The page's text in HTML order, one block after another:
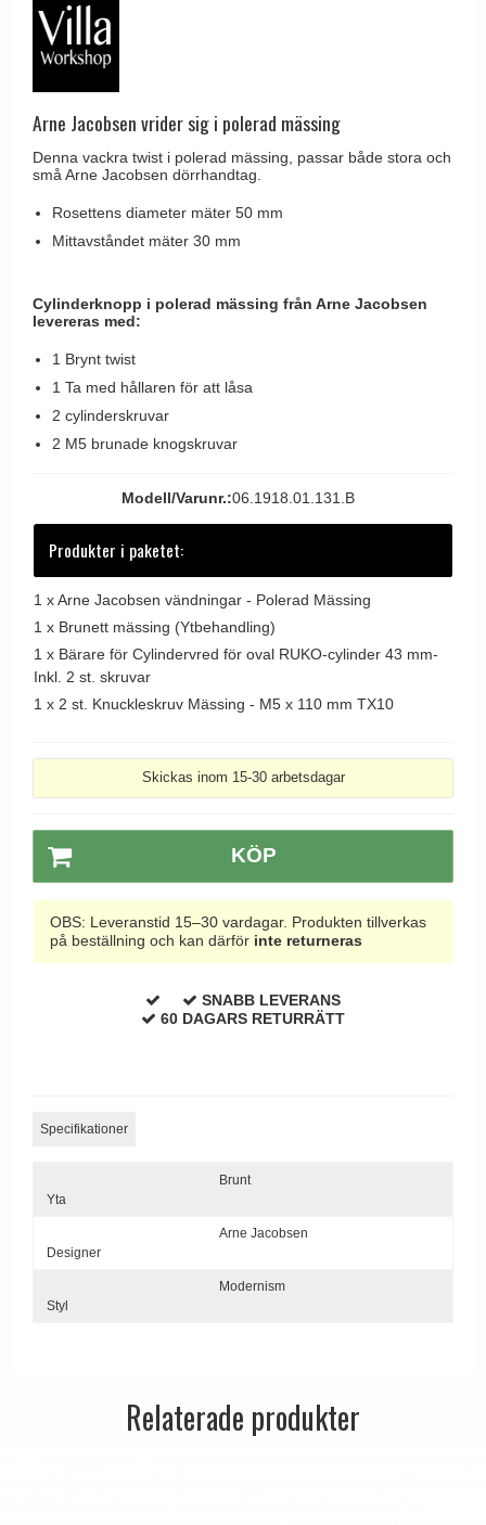
Delfin och valross
Lama dörrhandtag - Gio Ponti
Svanemøllen trädörrhandtag
Weingarden dörrhandtag
Østerbro - trädörrhandtag
Dörrhandtag Buster + Punch
FSB dörrhandtag
Randi Classic Line dörrhandtag
Turnstyle Design dörrhandtag
Dörrhandtag Utomhus
Brevinkast
Ringklockor
Gångjärn till dörrar
Skruvar
Polermedel till mässing
Olivari
Turnstyle Designs
RDS dörrhandtag
Samuel Heath produkter
Søe-Jensen & Co.
YOUNG dörrhandtag
Arne Jacobsen vrider sig i polerad mässing
Denna vackra twist i polerad mässing, passar både stora och
små Arne Jacobsen dörrhandtag.
Rosettens diameter mäter 50 mm
Mittavståndet mäter 30 mm
Cylinderknopp i polerad mässing från Arne Jacobsen
levereras med:
1 Brynt twist
1 Ta med hållaren för att låsa
2 cylinderskruvar
2 M5 brunade knogskruvar
Modell/Varunr.:06.1918.01.131.B
Produkter i paketet:
1 xArne Jacobsen vändningar - Polerad Mässing
1 x Brunett mässing (Ytbehandling)
1 x Bärare för Cylindervred för oval RUKO-cylinder 43 mm-
Inkl. 2 st. skruvar
1 x 2 st. Knuckleskruv Mässing - M5 x 110 mm TX10
Skickas inom 15-30 arbetsdagar
KÖP
OBS: Leveranstid 15–30 vardagar. Produkten tillverkas
på beställning och kan därför inte returneras
SNABB LEVERANS
60 DAGARS RETURRÄTT
Specifikationer
Yta
Brunt
Designer
Arne Jacobsen
Styl
Modernism
Relaterade produkter